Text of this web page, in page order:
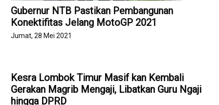
Gubernur NTB Pastikan Pembangunan
Konektifitas Jelang MotoGP 2021
Jumat, 28 Mei 2021
Kesra Lombok Timur Masif kan Kembali
Gerakan Magrib Mengaji, Libatkan Guru Ngaji
hingga DPRD